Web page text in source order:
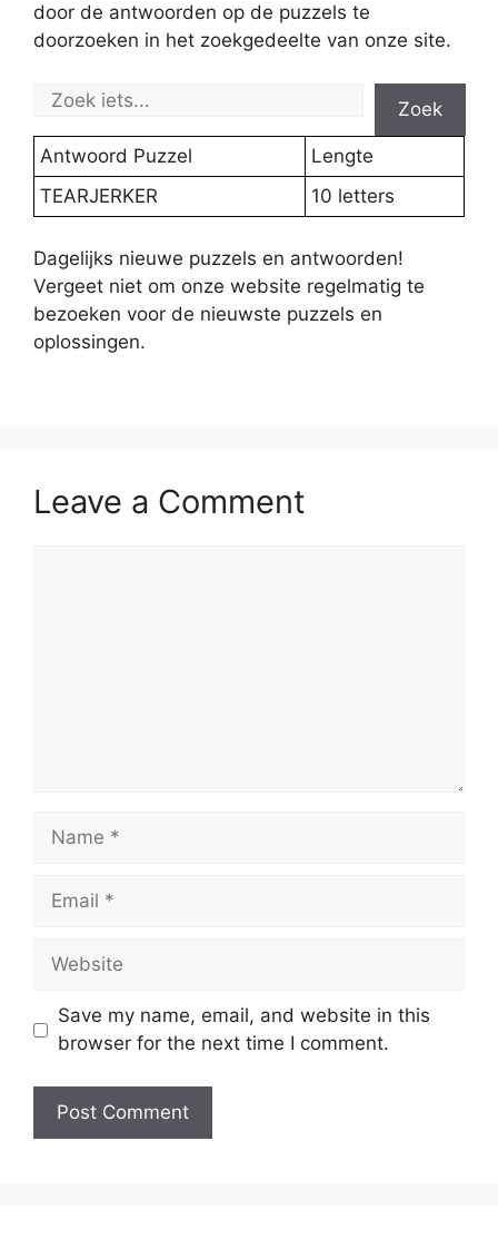
door de antwoorden op de puzzels te
doorzoeken in het zoekgedeelte van onze site.
Zoek
Antwoord Puzzel
Lengte
TEARJERKER
10 letters
Dagelijks nieuwe puzzels en antwoorden!
Vergeet niet om onze website regelmatig te
bezoeken voor de nieuwste puzzels en
oplossingen.
Leave a Comment
Name
Email
Website
Save my name, email, and website in this
browser for the next time I comment.